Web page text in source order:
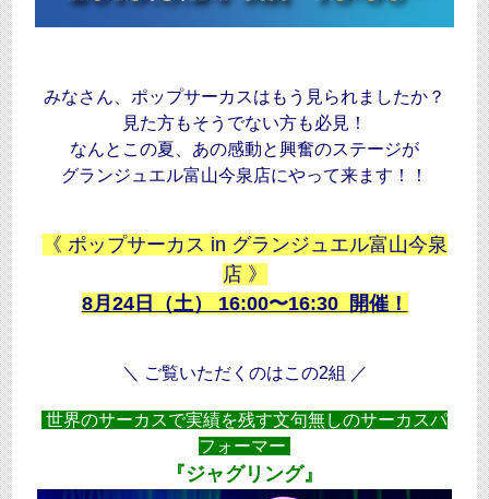
みなさん、ポップサーカスはもう見られましたか？
見た方もそうでない方も必見！
なんとこの夏、あの感動と興奮のステージが
グランジュエル富山今泉店にやって来ます！！
《 ポップサーカス in グランジュエル富山今泉
店 》
8月24日（土） 16:00〜16:30 開催！
＼ ご覧いただくのはこの2組 ／
世界のサーカスで実績を残す文句無しのサーカスパ
フォーマー
『ジャグリング』